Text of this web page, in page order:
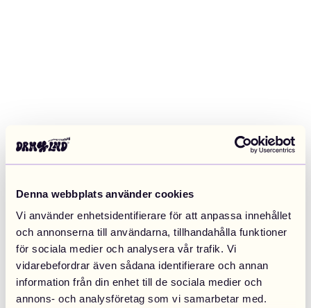
Denna webbplats använder cookies
Vi använder enhetsidentifierare för att anpassa innehållet
och annonserna till användarna, tillhandahålla funktioner
för sociala medier och analysera vår trafik. Vi
vidarebefordrar även sådana identifierare och annan
information från din enhet till de sociala medier och
annons- och analysföretag som vi samarbetar med.
Application error: a client-side exception has occurred (see the